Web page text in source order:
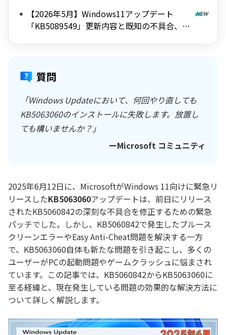
【2026年5月】Windows11アップデート
「KB5089549」更新内容と既知の不具合、注
質問
「Windows Updateにおいて、何回やり直しても
KB5063060のインストールに失敗します。放置し
ても構いませんか？」
ーMicrosoft コミュニティ
2025年6月12日に、MicrosoftがWindows 11向けに緊急リ
リースしたKB5063060アップデートは、前日にリリース
されたKB5060842の深刻な不具合を修正するための緊急
パッチでした。しかし、KB5060842で発生したブルース
クリーンエラーやEasy Anti-Cheat問題を解決する一方
で、KB5063060自体も新たな問題を引き起こし、多くの
ユーザーがPCの起動問題やゲームクラッシュに悩まされ
ています。この記事では、KB5060842からKB5063060に
至る経緯と、現在発生している問題の効果的な解決方法に
ついて詳しく解説します。